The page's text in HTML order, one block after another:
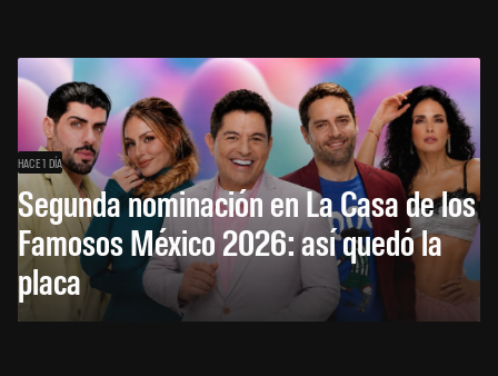
HACE 1 DÍA
Segunda nominación en La Casa de los
Famosos México 2026: así quedó la
placa